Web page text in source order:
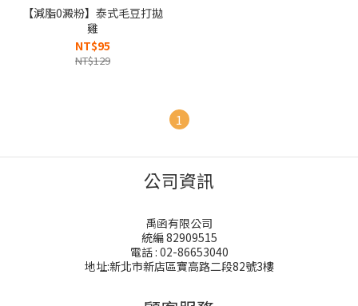
【減脂0澱粉】泰式毛豆打拋
雞
NT$95
NT$129
1
公司資訊
禹函有限公司
統編 82909515
電話 : 02-86653040
地址:新北市新店區寶高路二段82號3樓